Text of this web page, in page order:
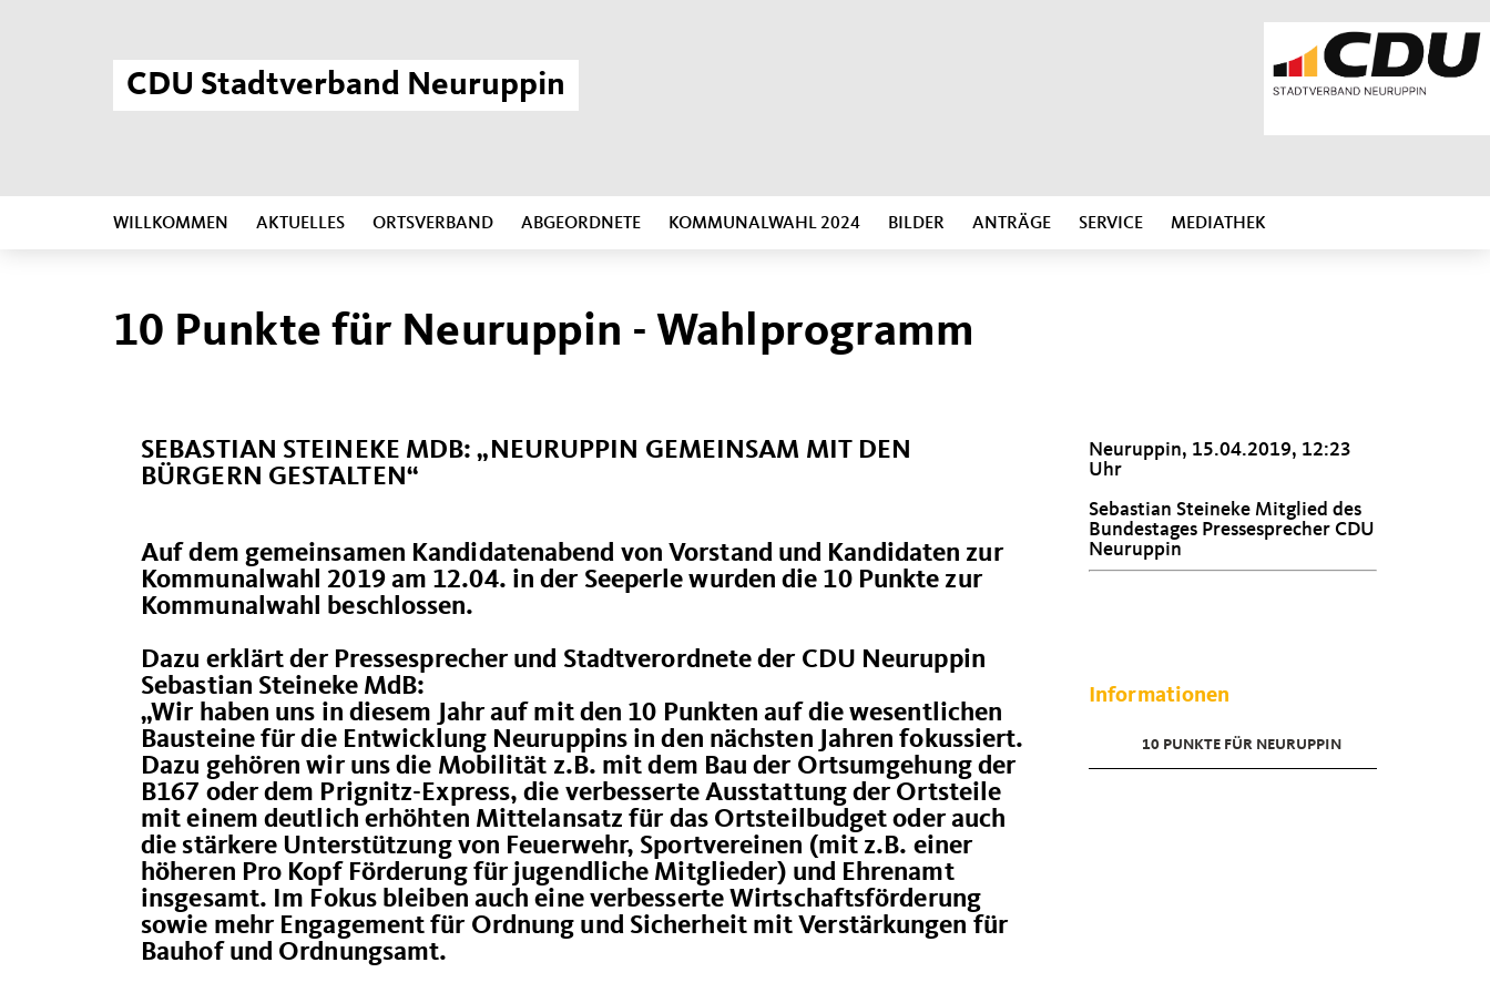
CDU Stadtverband Neuruppin
WILLKOMMEN AKTUELLES ORTSVERBAND ABGEORDNETE KOMMUNALWAHL 2024 BILDER ANTRÄGE SERVICE MEDIATHEK
10 Punkte für Neuruppin - Wahlprogramm
SEBASTIAN STEINEKE MDB: „NEURUPPIN GEMEINSAM MIT DEN
BÜRGERN GESTALTEN“
Auf dem gemeinsamen Kandidatenabend von Vorstand und Kandidaten zur
Kommunalwahl 2019 am 12.04. in der Seeperle wurden die 10 Punkte zur
Kommunalwahl beschlossen.
Dazu erklärt der Pressesprecher und Stadtverordnete der CDU Neuruppin
Sebastian Steineke MdB:
Wir haben uns in diesem Jahr auf mit den 10 Punkten auf die wesentlichen
Bausteine für die Entwicklung Neuruppins in den nächsten Jahren fokussiert.
Dazu gehören wir uns die Mobilität z.B. mit dem Bau der Ortsumgehung der
B167 oder dem Prignitz-Express, die verbesserte Ausstattung der Ortsteile
mit einem deutlich erhöhten Mittelansatz für das Ortsteilbudget oder auch
die stärkere Unterstützung von Feuerwehr, Sportvereinen (mit z.B. einer
höheren Pro Kopf Förderung für jugendliche Mitglieder) und Ehrenamt
insgesamt. Im Fokus bleiben auch eine verbesserte Wirtschaftsförderung
sowie mehr Engagement für Ordnung und Sicherheit mit Verstärkungen für
Bauhof und Ordnungsamt.
Neuruppin, 15.04.2019, 12:23
Uhr
Sebastian Steineke Mitglied des
Bundestages Pressesprecher CDU
Neuruppin
Informationen
10 PUNKTE FÜR NEURUPPIN